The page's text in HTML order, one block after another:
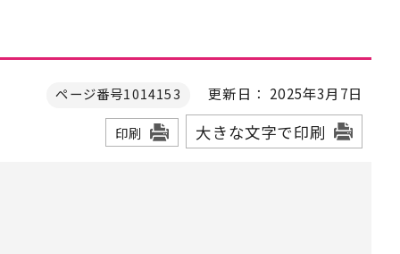
ページ番号1014153 更新日： 2025年3月7日
印刷 大きな文字で印刷